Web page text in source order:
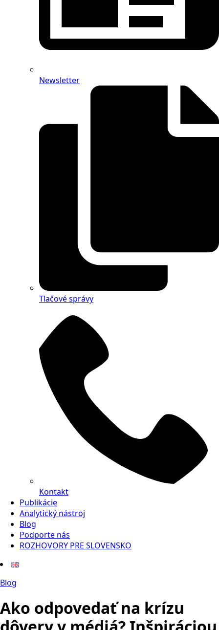
Newsletter
Tlačové správy
Kontakt
Publikácie
Analytický nástroj
Blog
Podporte nás
ROZHOVORY PRE SLOVENSKO
Blog
Ako odpovedať na krízu